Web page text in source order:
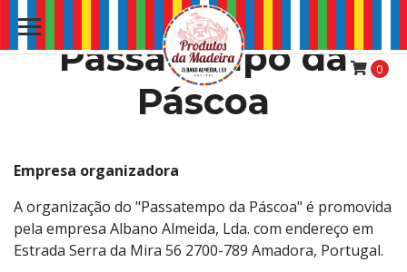
0
Passatempo da
Páscoa
Empresa organizadora
A organização do "Passatempo da Páscoa" é promovida
pela empresa Albano Almeida, Lda. com endereço em
Estrada Serra da Mira 56 2700-789 Amadora, Portugal.